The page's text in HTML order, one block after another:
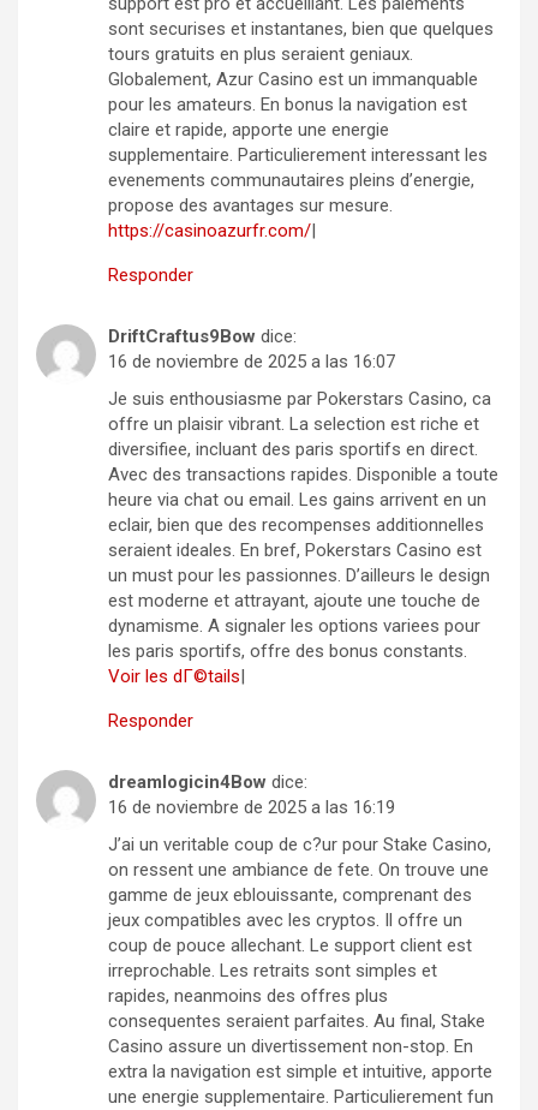
sont securises et instantanes, bien que quelques
tours gratuits en plus seraient geniaux.
Globalement, Azur Casino est un immanquable
pour les amateurs. En bonus la navigation est
claire et rapide, apporte une energie
supplementaire. Particulierement interessant les
evenements communautaires pleins d’energie,
propose des avantages sur mesure.
https://casinoazurfr.com/
Responder
DriftCraftus9Bow dice:
16 de noviembre de 2025 a las 16:07
Je suis enthousiasme par Pokerstars Casino, ca
offre un plaisir vibrant. La selection est riche et
diversifiee, incluant des paris sportifs en direct.
Avec des transactions rapides. Disponible a toute
heure via chat ou email. Les gains arrivent en un
eclair, bien que des recompenses additionnelles
seraient ideales. En bref, Pokerstars Casino est
un must pour les passionnes. D’ailleurs le design
est moderne et attrayant, ajoute une touche de
dynamisme. A signaler les options variees pour
les paris sportifs, offre des bonus constants.
Voir les dГ©tails
Responder
dreamlogicin4Bow dice:
16 de noviembre de 2025 a las 16:19
J’ai un veritable coup de c?ur pour Stake Casino,
on ressent une ambiance de fete. On trouve une
gamme de jeux eblouissante, comprenant des
jeux compatibles avec les cryptos. Il offre un
coup de pouce allechant. Le support client est
irreprochable. Les retraits sont simples et
rapides, neanmoins des offres plus
consequentes seraient parfaites. Au final, Stake
Casino assure un divertissement non-stop. En
extra la navigation est simple et intuitive, apporte
une energie supplementaire. Particulierement fun